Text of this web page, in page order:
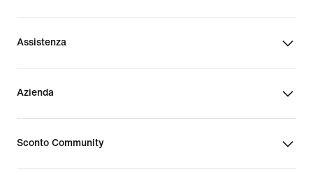
Assistenza
Azienda
Sconto Community